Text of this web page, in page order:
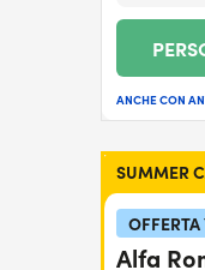
ANCHE CON
SUMMER
Alfa